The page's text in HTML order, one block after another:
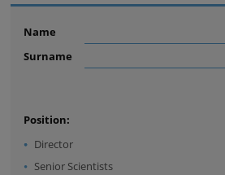
Name
Surname
Position:
Director
Senior Scientists